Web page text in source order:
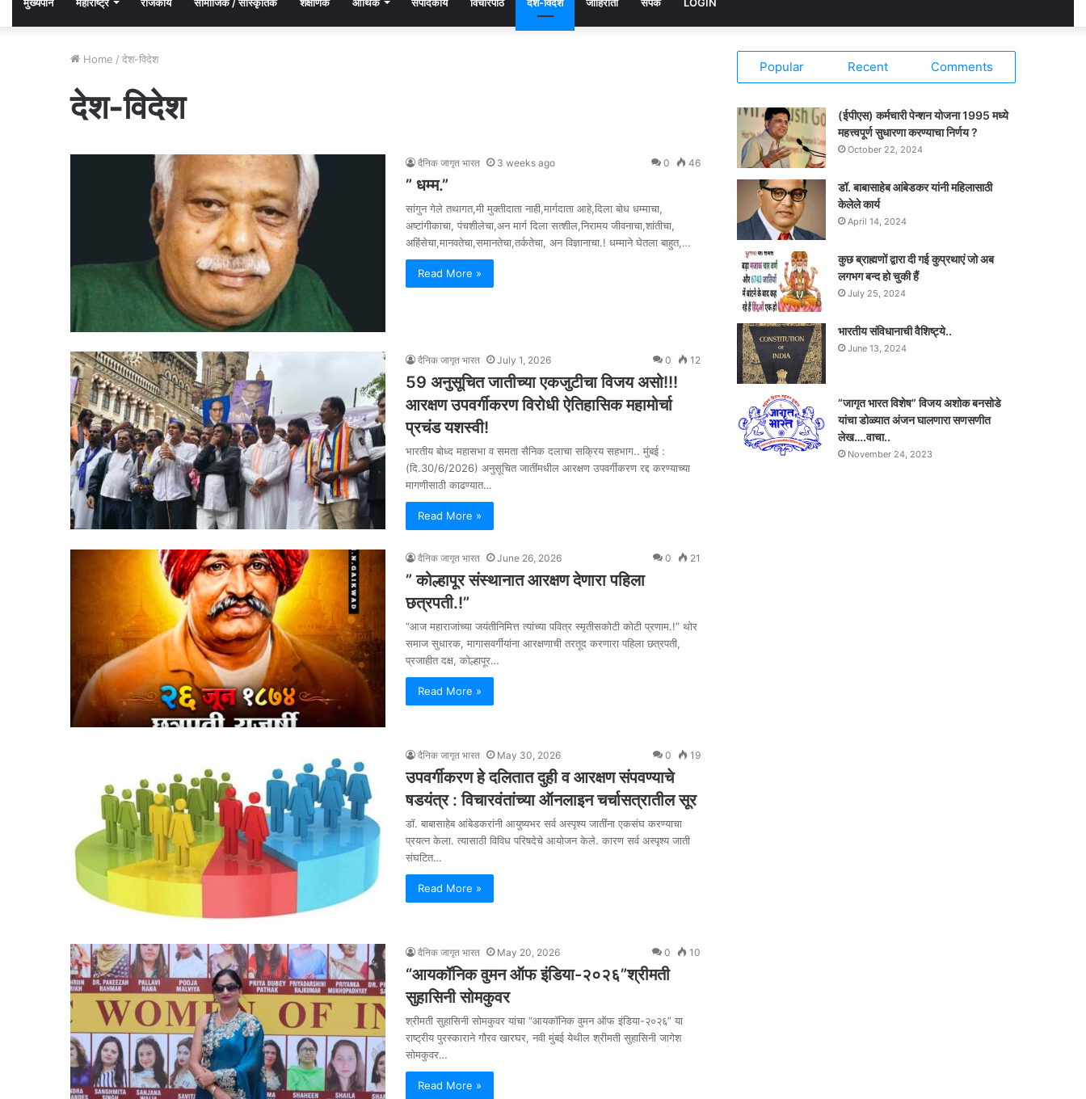
Home / देश-विदेश
देश-विदेश
दैनिक जागृत भारत 3 weeks ago 0 46
” धम्म.”
सांगुन गेले तथागत,मी मुक्तीदाता नाही,मार्गदाता आहे,दिला बोध धम्माचा,
अष्टांगीकाचा, पंचशीलेचा,अन मार्ग दिला सत्शील,निरामय जीवनाचा,शांतीचा,
अहिंसेचा,मानवतेचा,समानतेचा,तर्कतेचा, अन विज्ञानाचा.! धम्माने घेतला बाहुत,…
Read More »
दैनिक जागृत भारत July 1, 2026 0 12
59 अनुसूचित जातीच्या एकजुटीचा विजय असो!!!
आरक्षण उपवर्गीकरण विरोधी ऐतिहासिक महामोर्चा
प्रचंड यशस्वी!
भारतीय बोध्द महासभा व समता सैनिक दलाचा सक्रिय सहभाग.. मुंबई :
(दि.30/6/2026) अनुसूचित जातींमधील आरक्षण उपवर्गीकरण रद्द करण्याच्या
मागणीसाठी काढण्यात…
Read More »
दैनिक जागृत भारत June 26, 2026 0 21
” कोल्हापूर संस्थानात आरक्षण देणारा पहिला
छत्रपती.!”
“आज महाराजांच्या जयंतीनिमित्त त्यांच्या पवित्र स्मृतीसकोटी कोटी प्रणाम.!” थोर
समाज सुधारक, मागासवर्गीयांना आरक्षणाची तरतूद करणारा पहिला छत्रपती,
प्रजाहीत दक्ष, कोल्हापूर…
Read More »
दैनिक जागृत भारत May 30, 2026 0 19
उपवर्गीकरण हे दलितात दुही व आरक्षण संपवण्याचे
षडयंत्र : विचारवंतांच्या ऑनलाइन चर्चासत्रातील सूर
डॉ. बाबासाहेब आंबेडकरांनी आयुष्यभर सर्व अस्पृश्य जातींना एकसंघ करण्याचा
प्रयत्न केला. त्यासाठी विविध परिषदेचे आयोजन केले. कारण सर्व अस्पृश्य जाती
संघटित…
Read More »
दैनिक जागृत भारत May 20, 2026 0 10
“आयकॉनिक वुमन ऑफ इंडिया-२०२६”श्रीमती
सुहासिनी सोमकुवर
श्रीमती सुहासिनी सोमकुवर यांचा “आयकॉनिक वुमन ऑफ इंडिया-२०२६” या
राष्ट्रीय पुरस्काराने गौरव खारघर, नवी मुंबई येथील श्रीमती सुहासिनी जागेश
सोमकुवर…
Read More »
Popular Recent Comments
(ईपीएस) कर्मचारी पेन्शन योजना 1995 मध्ये
महत्त्वपूर्ण सुधारणा करण्याचा निर्णय ?
October 22, 2024
डॉ. बाबासाहेब आंबेडकर यांनी महिलासाठी
केलेले कार्य
April 14, 2024
कुछ ब्राह्मणों द्वारा दी गई कुप्रथाएं जो अब
लगभग बन्द हो चुकी हैं
July 25, 2024
भारतीय संविधानाची वैशिष्ट्ये..
June 13, 2024
“जागृत भारत विशेष” विजय अशोक बनसोडे
यांचा डोळ्यात अंजन घालणारा सणसणीत
लेख….वाचा..
November 24, 2023